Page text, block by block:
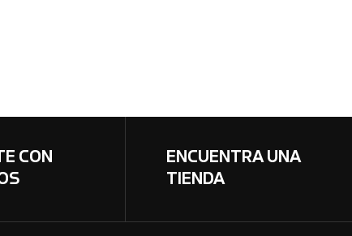
CON
ENCUENTRA UNA
TIENDA